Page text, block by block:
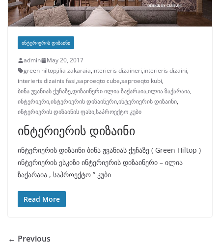
ᲘᲜᲢᲔᲠᲘᲔᲠᲘᲡ ᲓᲘᲖᲐᲘᲜᲘ
admin
May 20, 2017
green hiltop,ilia zakaraia,interieris dizaineri,interieris dizaini,
interieris dizainis fasi,saproeqto cube,saproeqto kubi,
ბინა ჟვანიას ქუჩაზე,დიზაინერი ილია ზაქარაია,ილია ზაქარაია,
ინტერიერი,ინტერიერის დიზაინერი,ინტერიერის დიზაინი,
ინტერიერის დიზაინის ფასი,საპროექტო კუბი
ინტერიერის დიზაინი
ინტერიერის დიზაინი ბინა ჟვანიას ქუჩაზე ( Green Hiltop )
ინტერიერის ესკიზი ინტერიერის დიზაინერი – ილია
ზაქარაია , საპროექტო ” კუბი
Read More
← Previous